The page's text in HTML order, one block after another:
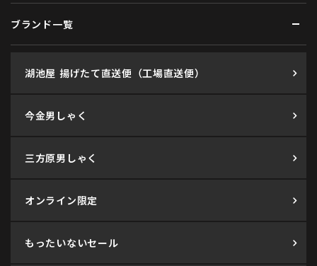
ブランド一覧
湖池屋 揚げたて直送便（工場直送便）
今金男しゃく
三方原男しゃく
オンライン限定
もったいないセール